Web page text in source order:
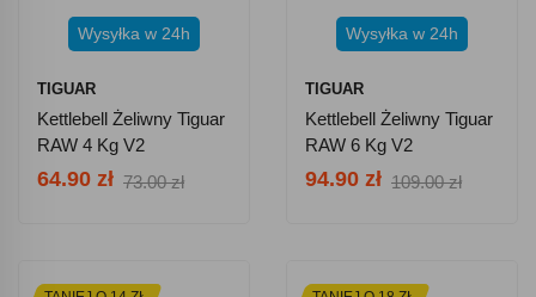
Wysyłka w 24h
TIGUAR
Kettlebell Żeliwny Tiguar
RAW 4 Kg V2
64.90 zł 73.00 zł
Wysyłka w 24h
TIGUAR
Kettlebell Żeliwny Tiguar
RAW 6 Kg V2
94.90 zł 109.00 zł